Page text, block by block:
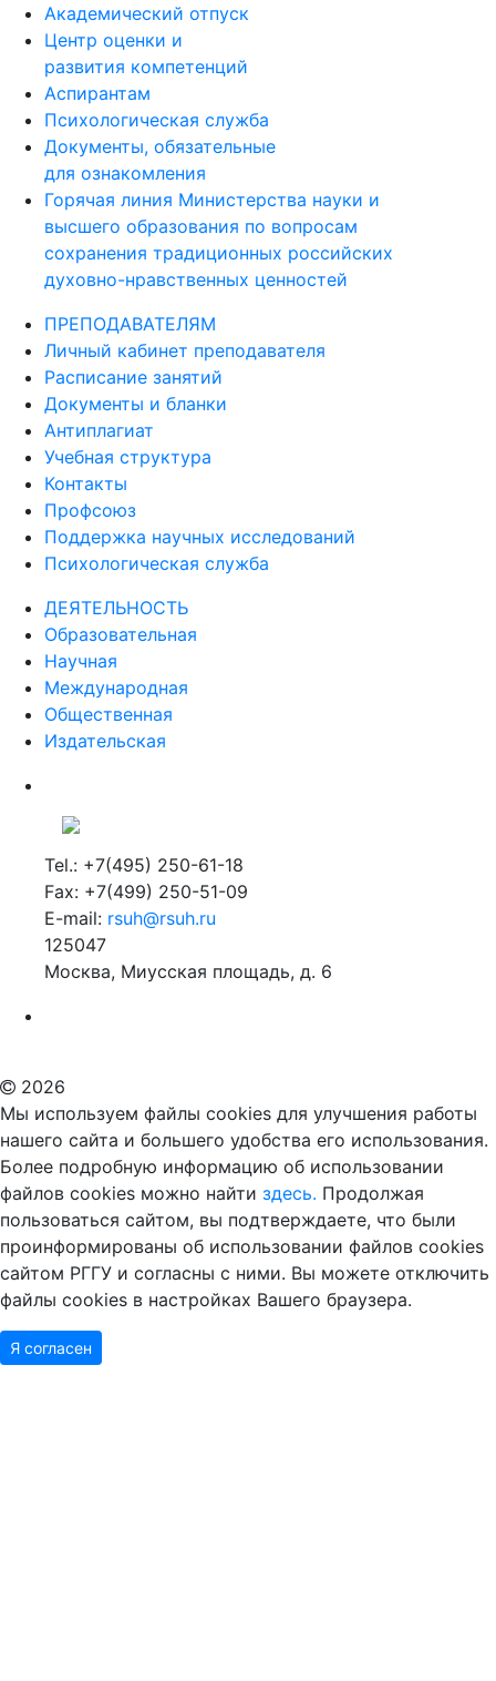
Академический отпуск
Центр оценки и
развития компетенций
Аспирантам
Психологическая служба
Документы, обязательные
для ознакомления
Горячая линия Министерства науки и
высшего образования по вопросам
сохранения традиционных российских
духовно-нравственных ценностей
ПРЕПОДАВАТЕЛЯМ
Личный кабинет преподавателя
Расписание занятий
Документы и бланки
Антиплагиат
Учебная структура
Контакты
Профсоюз
Поддержка научных исследований
Психологическая служба
ДЕЯТЕЛЬНОСТЬ
Образовательная
Научная
Международная
Общественная
Издательская
Tel.: +7(495) 250-61-18
Fax: +7(499) 250-51-09
E-mail: rsuh@rsuh.ru
125047
Москва, Миусская площадь, д. 6
2026
Мы используем файлы cookies для улучшения работы
нашего сайта и большего удобства его использования.
Более подробную информацию об использовании
файлов cookies можно найти здесь. Продолжая
пользоваться сайтом, вы подтверждаете, что были
проинформированы об использовании файлов cookies
сайтом РГГУ и согласны с ними. Вы можете отключить
файлы cookies в настройках Вашего браузера.
Я согласен